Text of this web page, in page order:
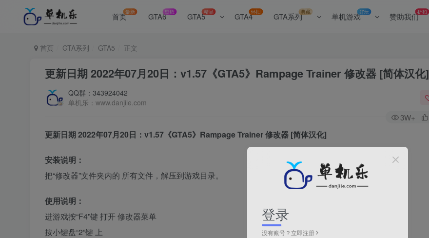
首页最新 GTA6壁纸 GTA5精品 GTA4怀旧 GTA系列典藏 单机游戏好玩 赞助我们折扣
首页 GTA系列 GTA5 正文
更新日期 2022年07月20日：v1.57《GTA5》Rampage Trainer 修改器 [简体汉化]
QQ群：343924042
单机乐：www.danjile.com
3W+
更新日期 2022年07月20日：v1.57《GTA5》Rampage Trainer 修改器 [简体汉化]
安装说明：
把“修改器”文件夹内的 所有文件，解压到游戏目录。
使用说明：
进游戏按“F4”键 打开 修改器菜单
按小键盘“2”键 上
登录
没有账号？立即注册